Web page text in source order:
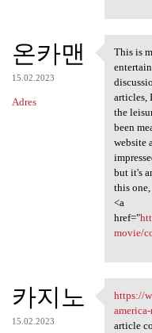
온카맨
15.02.2023
Adres
This is
This is
articles,
the
been
website
but it's
this one,
<a
href="
movie/
카지노
15.02.2023
https://
https://
article